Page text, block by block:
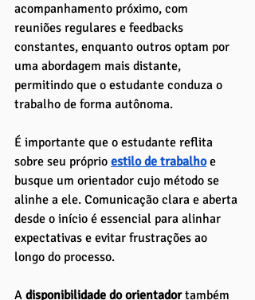
acompanhamento próximo, com
reuniões regulares e feedbacks
constantes, enquanto outros optam por
uma abordagem mais distante,
permitindo que o estudante conduza o
trabalho de forma autônoma.
É importante que o estudante reflita
sobre seu próprio estilo de trabalho e
busque um orientador cujo método se
alinhe a ele. Comunicação clara e aberta
desde o início é essencial para alinhar
expectativas e evitar frustrações ao
longo do processo.
A disponibilidade do orientador também